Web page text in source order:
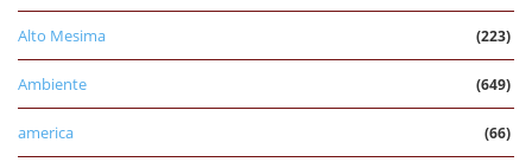
Alto Mesima (223)
Ambiente (649)
america (66)